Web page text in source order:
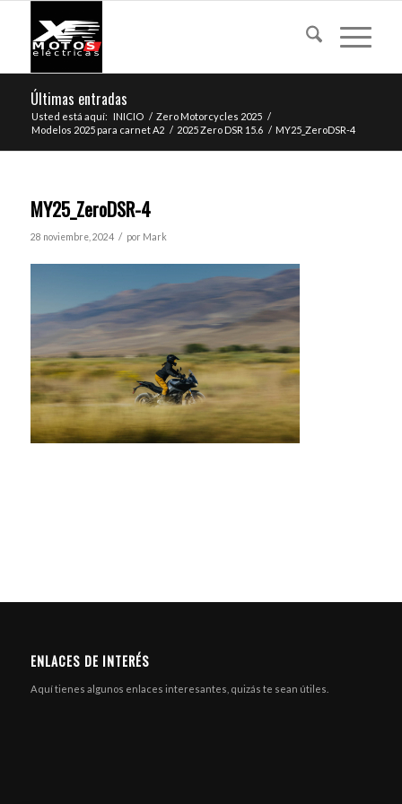
Últimas entradas
Usted está aquí: INICIO / Zero Motorcycles 2025 /
Modelos 2025 para carnet A2 / 2025 Zero DSR 15.6 / MY25_ZeroDSR-4
MY25_ZeroDSR-4
28 noviembre, 2024 / por Mark
ENLACES DE INTERÉS
Aquí tienes algunos enlaces interesantes, quizás te sean útiles.